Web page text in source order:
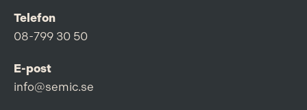
Telefon
08-799 30 50
E-post
info@semic.se